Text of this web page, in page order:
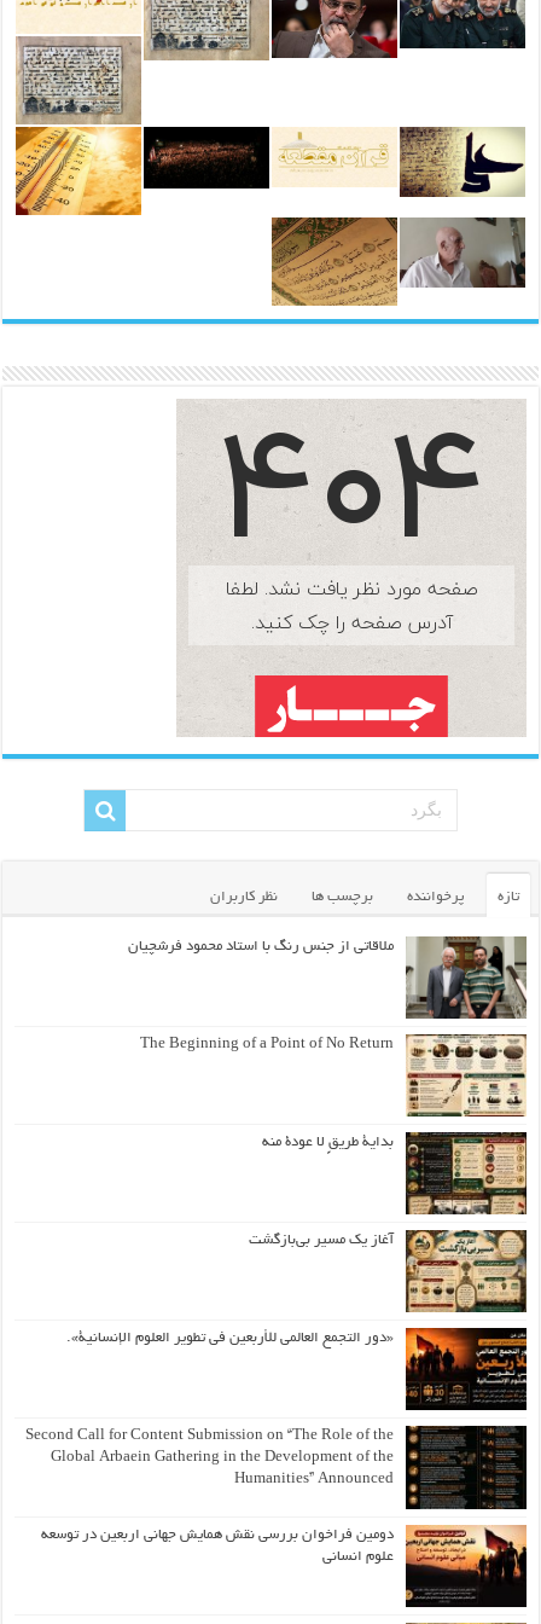
تازه پرخواننده برچسب ها نظر کاربران
ملاقاتی از جنس رنگ با استاد محمود فرشچیان
The Beginning of a Point of No Return
بداية طريقٍ لا عودة منه
آغاز یک مسیر بی‌بازگشت
«دور التجمع العالمي للأربعين في تطوير العلوم الإنسانية».
Second Call for Content Submission on “The Role of the
Global Arbaein Gathering in the Development of the
Humanities” Announced
دومین فراخوان بررسی نقش همایش جهانی اربعین در توسعه
علوم انسانی